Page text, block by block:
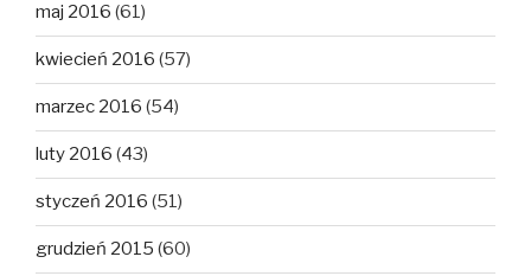
maj 2016 (61)
kwiecień 2016 (57)
marzec 2016 (54)
luty 2016 (43)
styczeń 2016 (51)
grudzień 2015 (60)